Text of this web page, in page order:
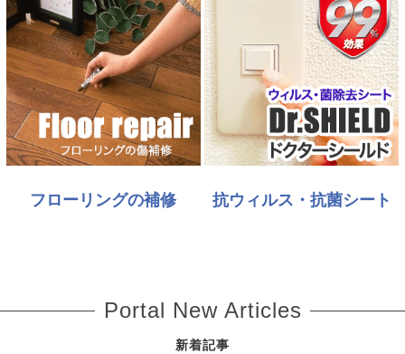
フローリングの補修 抗ウィルス・抗菌シート
Portal New Articles
新着記事